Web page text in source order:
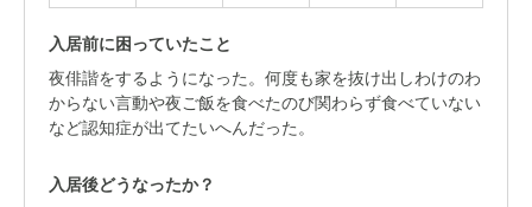
入居前に困っていたこと
夜俳諧をするようになった。何度も家を抜け出しわけのわ
からない言動や夜ご飯を食べたのび関わらず食べていない
など認知症が出てたいへんだった。
入居後どうなったか？